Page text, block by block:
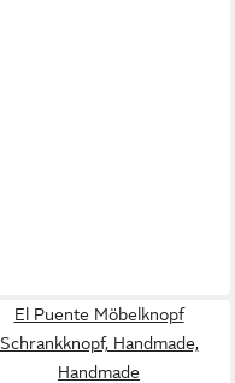
El Puente Möbelknopf
Schrankknopf, Handmade,
Handmade